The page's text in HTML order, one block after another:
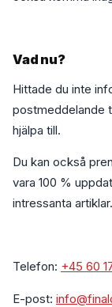
Vad nu?
Hittade du inte
postmeddelande
hjälpa till.
Du kan också
vara 100 %
intressanta artiklar.
Telefon: +45 60
E-post: